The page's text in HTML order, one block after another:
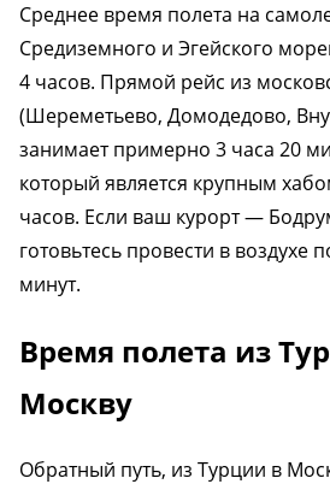
Среднее время полета на
Средиземного и Эгейского
4 часов. Прямой рейс из
(Шереметьево, Домодедово,
занимает примерно 3 часа 20
который является крупным
часов. Если ваш курорт —
готовьтесь провести в воздухе
минут.
Время полета из
Москву
Обратный путь, из Турции в